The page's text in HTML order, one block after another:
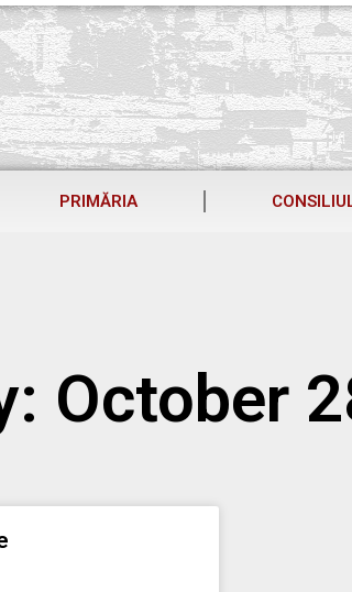
PRIMĂRIA
October